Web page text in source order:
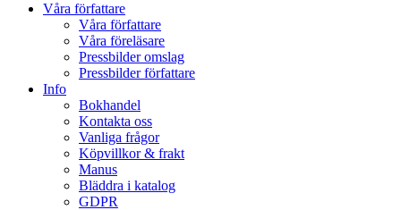
Våra författare
Våra författare
Våra föreläsare
Pressbilder omslag
Pressbilder författare
Info
Bokhandel
Kontakta oss
Vanliga frågor
Köpvillkor & frakt
Manus
Bläddra i katalog
GDPR